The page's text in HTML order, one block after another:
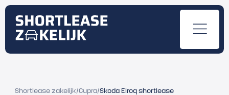
Shortlease zakelijk/Cupra/Skoda Elroq shortlease